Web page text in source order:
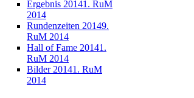
Ergebnis 20141. RuM
2014
Rundenzeiten 20149.
RuM 2014
Hall of Fame 20141.
RuM 2014
Bilder 20141. RuM
2014